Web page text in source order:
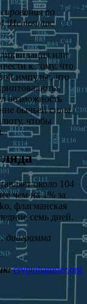
по
|Источник:
или
к тому, что
импульс, что
возможность
бычьей силы
чтобы
около 104
чем на 1% за
флагманская
семь дней.
диаграмма
cryptohamster.org